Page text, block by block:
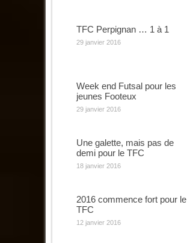
TFC Perpignan … 1 à 1
29 janvier 2016
Week end Futsal pour les
jeunes Footeux
29 janvier 2016
Une galette, mais pas de
demi pour le TFC
18 janvier 2016
2016 commence fort pour le
TFC
12 janvier 2016